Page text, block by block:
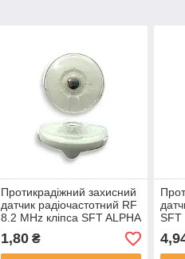
Протикрадіжний захисний
датчик радіочастотний RF
8.2 MHz кліпса SFT ALPHA
50 мм білий
1,80₴
SFT
мм